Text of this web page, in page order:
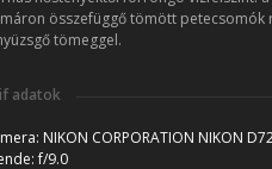
összefüggő tömött petecsomók
tömeggel.
adatok
NIKON CORPORATION NIKON
f/9.0